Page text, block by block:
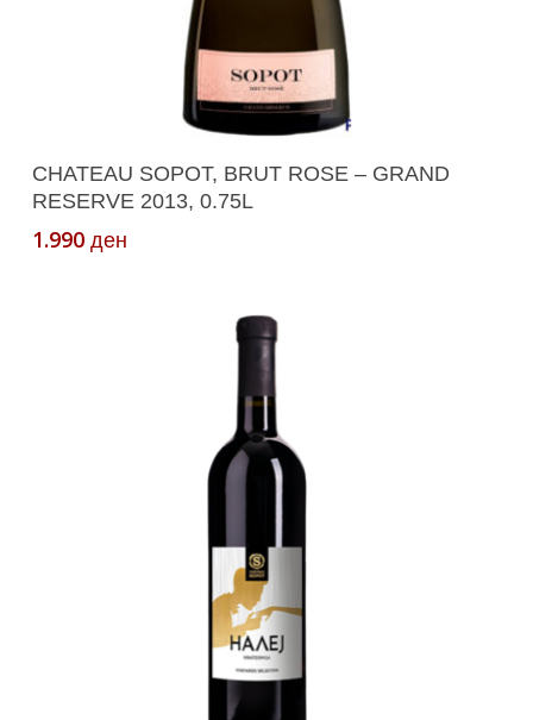
Додади Во Кошничка
CHATEAU SOPOT, BRUT ROSE – GRAND
RESERVE 2013, 0.75L
1.990 ден